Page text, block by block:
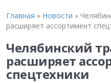
Главная » Новости »
расширяет ассортимент
Челябинский
расширяет
спецтехники